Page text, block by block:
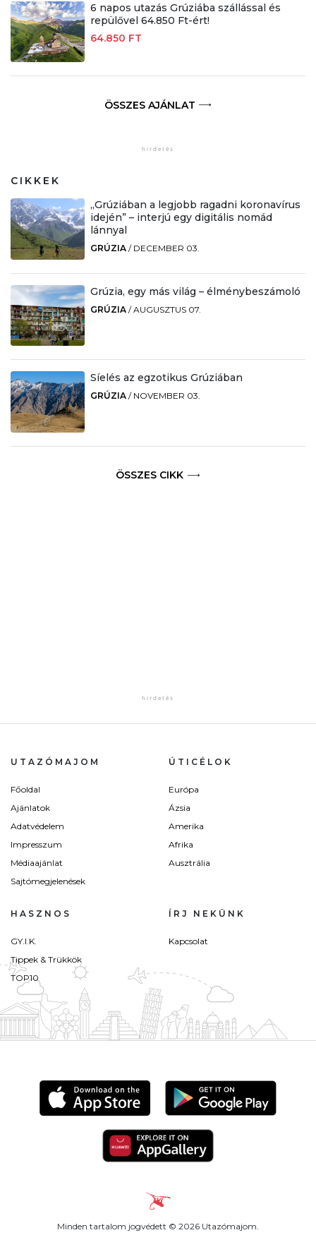
6 napos utazás Grúziába szállással és
repülővel 64.850 Ft-ért!
64.850 FT
ÖSSZES AJÁNLAT
CIKKEK
„Grúziában a legjobb ragadni koronavírus
idején” – interjú egy digitális nomád
lánnyal
GRÚZIA / DECEMBER 03.
Grúzia, egy más világ – élménybeszámoló
GRÚZIA /AUGUSZTUS 07.
Síelés az egzotikus Grúziában
GRÚZIA / NOVEMBER 03.
ÖSSZES CIKK
UTAZÓMAJOM
Főoldal
Ajánlatok
Adatvédelem
Impresszum
Médiaajánlat
Sajtómegjelenések
ÚTICÉLOK
Európa
Ázsia
Amerika
Afrika
Ausztrália
HASZNOS
GY.I.K.
Tippek & Trükkök
TOP10
ÍRJ NEKÜNK
Kapcsolat
Minden tartalom jogvédett © 2026 Utazómajom.